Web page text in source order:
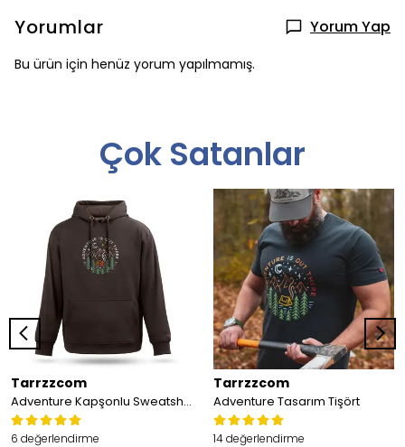
Yorumlar Yorum Yap
Bu ürün için henüz yorum yapılmamış.
Çok Satanlar
Tarrzzcom
Adventure Kapşonlu Sweatshirt
6 değerlendirme
Tarrzzcom
Adventure Tasarım Tişört
14 değerlendirme